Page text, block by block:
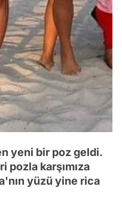
yeni bir poz geldi.
pozla karşımıza
yüzü yine rica